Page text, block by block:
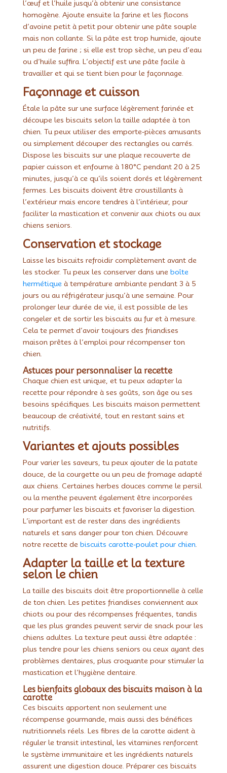
l’œuf et l’huile jusqu’à obtenir une consistance
homogène. Ajoute ensuite la farine et les flocons
d’avoine petit à petit pour obtenir une pâte souple
mais non collante. Si la pâte est trop humide, ajoute
un peu de farine ; si elle est trop sèche, un peu d’eau
ou d’huile suffira. L’objectif est une pâte facile à
travailler et qui se tient bien pour le façonnage.
Façonnage et cuisson
Étale la pâte sur une surface légèrement farinée et
découpe les biscuits selon la taille adaptée à ton
chien. Tu peux utiliser des emporte-pièces amusants
ou simplement découper des rectangles ou carrés.
Dispose les biscuits sur une plaque recouverte de
papier cuisson et enfourne à 180°C pendant 20 à 25
minutes, jusqu’à ce qu’ils soient dorés et légèrement
fermes. Les biscuits doivent être croustillants à
l’extérieur mais encore tendres à l’intérieur, pour
faciliter la mastication et convenir aux chiots ou aux
chiens seniors.
Conservation et stockage
Laisse les biscuits refroidir complètement avant de
les stocker. Tu peux les conserver dans une boîte
hermétiqueà température ambiante pendant 3 à 5
jours ou au réfrigérateur jusqu’à une semaine. Pour
prolonger leur durée de vie, il est possible de les
congeler et de sortir les biscuits au fur et à mesure.
Cela te permet d’avoir toujours des friandises
maison prêtes à l’emploi pour récompenser ton
chien.
Astuces pour personnaliser la recette
Chaque chien est unique, et tu peux adapter la
recette pour répondre à ses goûts, son âge ou ses
besoins spécifiques. Les biscuits maison permettent
beaucoup de créativité, tout en restant sains et
nutritifs.
Variantes et ajouts possibles
Pour varier les saveurs, tu peux ajouter de la patate
douce, de la courgette ou un peu de fromage adapté
aux chiens. Certaines herbes douces comme le persil
ou la menthe peuvent également être incorporées
pour parfumer les biscuits et favoriser la digestion.
L’important est de rester dans des ingrédients
naturels et sans danger pour ton chien. Découvre
notre recette de biscuits carotte-poulet pour chien.
Adapter la taille et la texture
selon le chien
La taille des biscuits doit être proportionnelle à celle
de ton chien. Les petites friandises conviennent aux
chiots ou pour des récompenses fréquentes, tandis
que les plus grandes peuvent servir de snack pour les
chiens adultes. La texture peut aussi être adaptée :
plus tendre pour les chiens seniors ou ceux ayant des
problèmes dentaires, plus croquante pour stimuler la
mastication et l’hygiène dentaire.
Les bienfaits globaux des biscuits maison à la
carotte
Ces biscuits apportent non seulement une
récompense gourmande, mais aussi des bénéfices
nutritionnels réels. Les fibres de la carotte aident à
réguler le transit intestinal, les vitamines renforcent
le système immunitaire et les ingrédients naturels
assurent une digestion douce. Préparer ces biscuits